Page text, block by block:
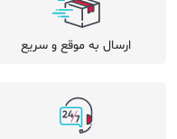
ارسال به موقع و سریع